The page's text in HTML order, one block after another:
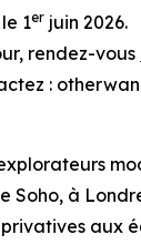
1erjuin 2026.
rendez-vous
:
à